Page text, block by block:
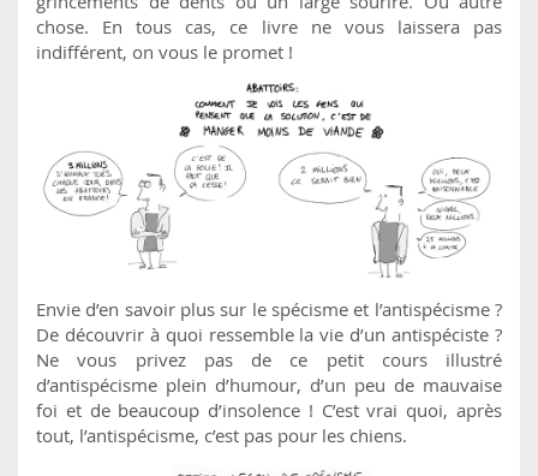
chose. En tous cas, ce livre ne vous laissera pas
indifférent, on vous le promet !
Envie d’en savoir plus sur le spécisme et l’antispécisme ?
De découvrir à quoi ressemble la vie d’un antispéciste ?
Ne vous privez pas de ce petit cours illustré
d’antispécisme plein d’humour, d’un peu de mauvaise
foi et de beaucoup d’insolence ! C’est vrai quoi, après
tout, l’antispécisme, c’est pas pour les chiens.